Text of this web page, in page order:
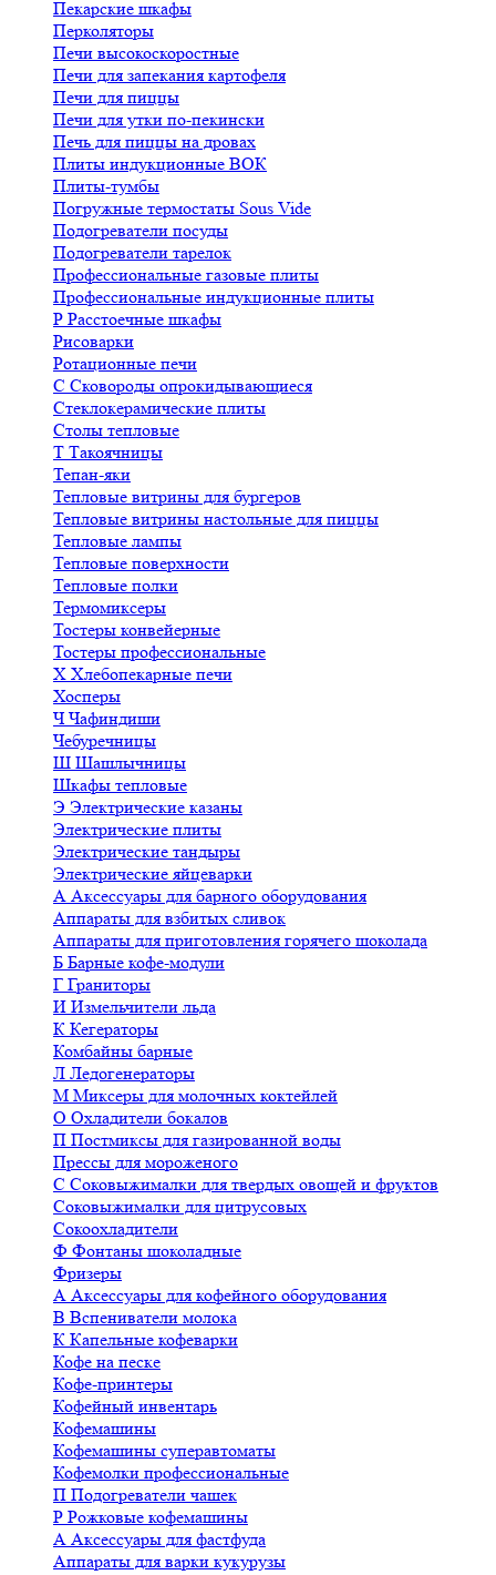
Пекарские шкафы
Перколяторы
Печи высокоскоростные
Печи для запекания картофеля
Печи для пиццы
Печи для утки по-пекински
Печь для пиццы на дровах
Плиты индукционные ВОК
Плиты-тумбы
Погружные термостаты Sous Vide
Подогреватели посуды
Подогреватели тарелок
Профессиональные газовые плиты
Профессиональные индукционные плиты
Р Расстоечные шкафы
Рисоварки
Ротационные печи
С Сковороды опрокидывающиеся
Стеклокерамические плиты
Столы тепловые
Т Такоячницы
Тепан-яки
Тепловые витрины для бургеров
Тепловые витрины настольные для пиццы
Тепловые лампы
Тепловые поверхности
Тепловые полки
Термомиксеры
Тостеры конвейерные
Тостеры профессиональные
Х Хлебопекарные печи
Хосперы
ЧЧафиндиши
Чебуречницы
Ш Шашлычницы
Шкафы тепловые
Э Электрические казаны
Электрические плиты
Электрические тандыры
Электрические яйцеварки
А Аксессуары для барного оборудования
Аппараты для взбитых сливок
Аппараты для приготовления горячего шоколада
Б Барные кофе-модули
Г Граниторы
И Измельчители льда
К Кегераторы
Комбайны барные
Л Ледогенераторы
М Миксеры для молочных коктейлей
О Охладители бокалов
П Постмиксы для газированной воды
Прессы для мороженого
С Соковыжималки для твердых овощей и фруктов
Соковыжималки для цитрусовых
Сокоохладители
Ф Фонтаны шоколадные
Фризеры
А Аксессуары для кофейного оборудования
В Вспениватели молока
К Капельные кофеварки
Кофе на песке
Кофе-принтеры
Кофейный инвентарь
Кофемашины
Кофемашины суперавтоматы
Кофемолки профессиональные
П Подогреватели чашек
Р Рожковые кофемашины
А Аксессуары для фастфуда
Аппараты для варки кукурузы